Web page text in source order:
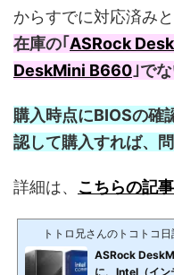
からすでに対応済み
在庫の｢ ASRock
DeskMini B660 ｣で
購入時点にBIOSの確
認して購入すれば、
詳細は、 こちらの記
トトロ兄さんのトコトコ日
ASRock
に、Intel（イ